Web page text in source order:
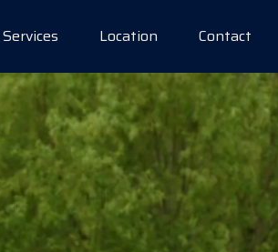
Services Location Contact